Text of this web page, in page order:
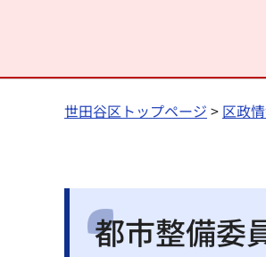
世田谷区トップページ > 区政
都市整備委